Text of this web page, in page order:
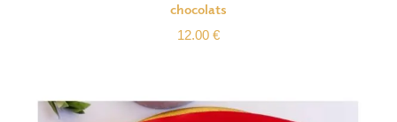
chocolats
12.00 €